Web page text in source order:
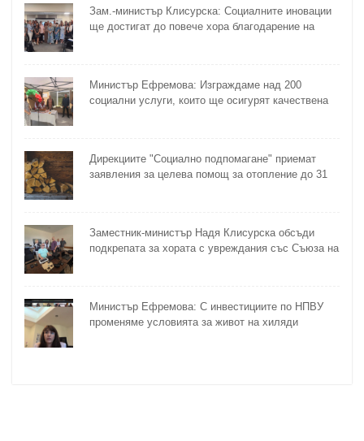
Зам.-министър Клисурска: Социалните иновации
ще достигат до повече хора благодарение на
Министър Ефремова: Изграждаме над 200
социални услуги, които ще осигурят качествена
Дирекциите "Социално подпомагане" приемат
заявления за целева помощ за отопление до 31
Заместник-министър Надя Клисурска обсъди
подкрепата за хората с увреждания със Съюза на
Министър Ефремова: С инвестициите по НПВУ
променяме условията за живот на хиляди